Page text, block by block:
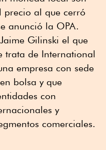
precio al que cerró
anunció la OPA.
Gilinski el que
trata de International
empresa con sede
bolsa y que
con
y
comerciales.